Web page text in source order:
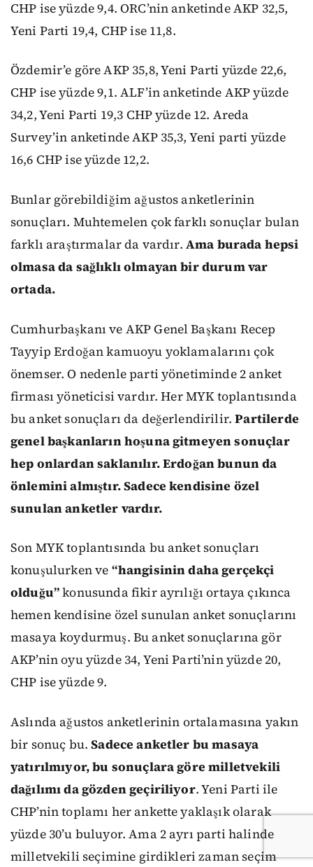
CHP ise yüzde 9,4. ORC’nin anketinde AKP 32,5,
Yeni Parti 19,4, CHP ise 11,8.
Özdemir’e göre AKP 35,8, Yeni Parti yüzde 22,6,
CHP ise yüzde 9,1. ALF’in anketinde AKP yüzde
34,2, Yeni Parti 19,3 CHP yüzde 12. Areda
Survey’in anketinde AKP 35,3, Yeni parti yüzde
16,6 CHP ise yüzde 12,2.
Bunlar görebildiğim ağustos anketlerinin
sonuçları. Muhtemelen çok farklı sonuçlar bulan
farklı araştırmalar da vardır. Ama burada hepsi
olmasa da sağlıklı olmayan bir durum var
ortada.
Cumhurbaşkanı ve AKP Genel Başkanı Recep
Tayyip Erdoğan kamuoyu yoklamalarını çok
önemser. O nedenle parti yönetiminde 2 anket
firması yöneticisi vardır. Her MYK toplantısında
bu anket sonuçları da değerlendirilir.Partilerde
genel başkanların hoşuna gitmeyen sonuçlar
hep onlardan saklanılır. Erdoğan bunun da
önlemini almıştır. Sadece kendisine özel
sunulan anketler vardır.
Son MYK toplantısında bu anket sonuçları
konuşulurken ve “hangisinin daha gerçekçi
olduğu”konusunda fikir ayrılığı ortaya çıkınca
hemen kendisine özel sunulan anket sonuçlarını
masaya koydurmuş. Bu anket sonuçlarına gör
AKP’nin oyu yüzde 34, Yeni Parti’nin yüzde 20,
CHP ise yüzde 9.
Aslında ağustos anketlerinin ortalamasına yakın
bir sonuç bu.Sadece anketler bu masaya
yatırılmıyor, bu sonuçlara göre milletvekili
dağılımı da gözden geçiriliyor. Yeni Parti ile
CHP’nin toplamı her ankette yaklaşık olarak
yüzde 30’u buluyor. Ama 2 ayrı parti halinde
milletvekili seçimine girdikleri zaman seçim